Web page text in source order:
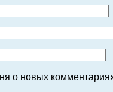
о новых